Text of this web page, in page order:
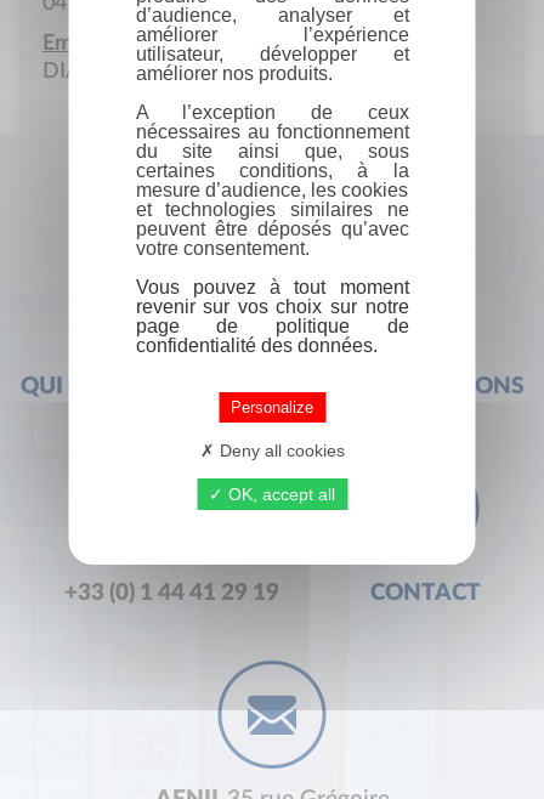
Email :
DIACOM@aol.com
QUI SOMMES-NOUS ? FOIRE AUX QUESTIONS
+33 (0) 1 44 41 29 19 CONTACT
d’audience, analyser et
améliorer l’expérience
utilisateur, développer et
améliorer nos produits.
A l’exception de ceux
nécessaires au fonctionnement
du site ainsi que, sous
certaines conditions, à la
mesure d’audience, les cookies
et technologies similaires ne
peuvent être déposés qu’avec
votre consentement.
Vous pouvez à tout moment
revenir sur vos choix sur notre
page de politique de
confidentialité des données.
Personalize
Deny all cookies
OK, accept all